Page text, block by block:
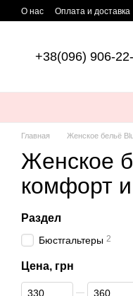
Перейти к основному
О нас Оплата и доставка
+38(096) 906-
Главная Женское бельё
Женское
комфорт
Раздел
Бюстгальтеры 2
Цена, грн
От Цена, грн
До Цена, грн